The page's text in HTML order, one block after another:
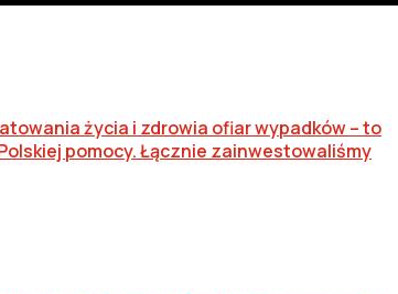
życia i zdrowia ofiar wypadków – to
pomocy. Łącznie zainwestowaliśmy